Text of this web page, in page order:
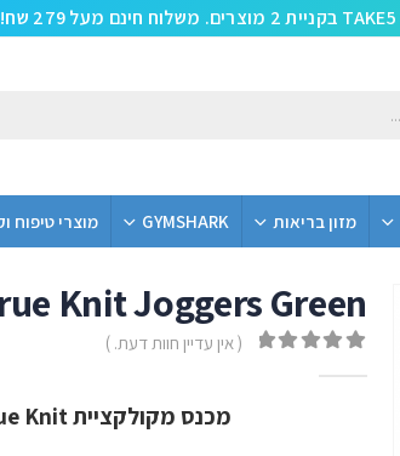
מזון בריאות GYMSHARK מוצרי טיפוח
Knit Joggers Green
( אין עדיין חוות דעת. )
מכנס מקולקציית True Knit מבית Gym Shark בצבע Green